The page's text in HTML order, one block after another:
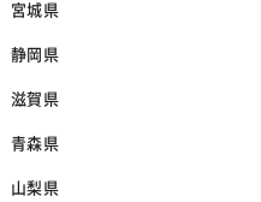
宮城県
静岡県
滋賀県
青森県
山梨県